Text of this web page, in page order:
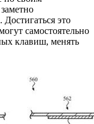
это
самостоятельно
клавиш, менять